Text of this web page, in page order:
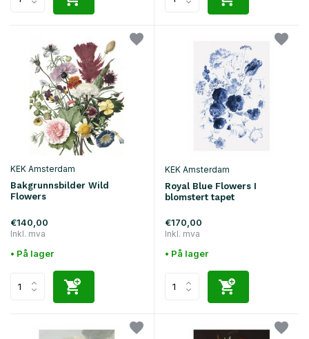
KEK Amsterdam
Bakgrunnsbilder Wild
Flowers
€140,00
Inkl. mva
• På lager
KEK Amsterdam
Royal Blue Flowers I
blomstert tapet
€170,00
Inkl. mva
• På lager